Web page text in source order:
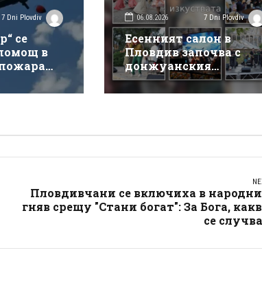
7 Dni Plovdiv
се
в
06.08.2026 7 Dni Plovdiv
Есенният салон в
Пловдив започва с
донжуанския
спектакъл на Деян
Донков
Пловдивчани се включиха в
гняв срещу "Стани богат": За Бога,
се